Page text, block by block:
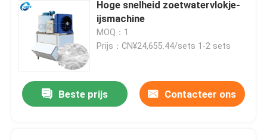
Hoge snelheid zoetwatervlokje-
ijsmachine
MOQ：1
Prijs：CN¥24,655.44/sets 1-2 sets
Beste prijs Contacteer ons